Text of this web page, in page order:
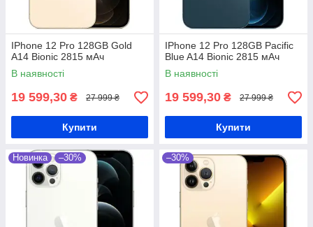
IPhone 12 Pro 128GB Gold
A14 Bionic 2815 мАч
В наявності
19 599,30 ₴ 27 999 ₴
Купити
IPhone 12 Pro 128GB Pacific
Blue A14 Bionic 2815 мАч
В наявності
19 599,30 ₴ 27 999 ₴
Купити
Новинка –30% –30%